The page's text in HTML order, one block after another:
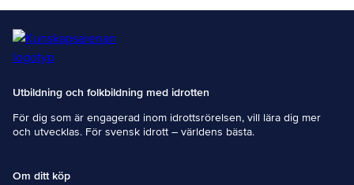
Utbildning och folkbildning med idrotten
För dig som är engagerad inom idrottsrörelsen, vill lära dig mer
och utvecklas. För svensk idrott – världens bästa.
Om ditt köp